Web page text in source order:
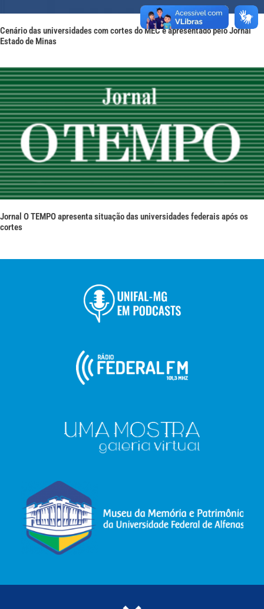
Cenário das universidades com cortes do MEC é apresentado pelo Jornal
Estado de Minas
Jornal O TEMPO apresenta situação das universidades federais após os
cortes